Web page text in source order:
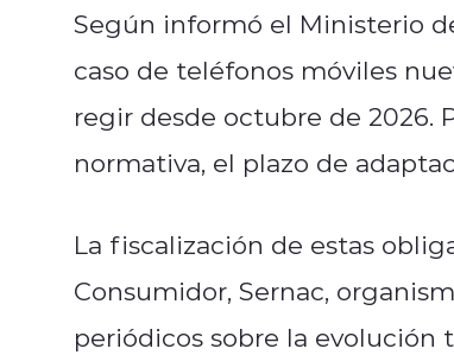
Según informó el Ministerio
caso de teléfonos móviles
regir desde octubre de 2026.
normativa, el plazo de
La fiscalización de estas
Consumidor, Sernac,
periódicos sobre la evolución